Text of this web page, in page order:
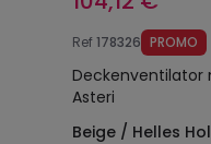
Ref178326 PROMO
Deckenventilator
Asteri
Beige / Helles